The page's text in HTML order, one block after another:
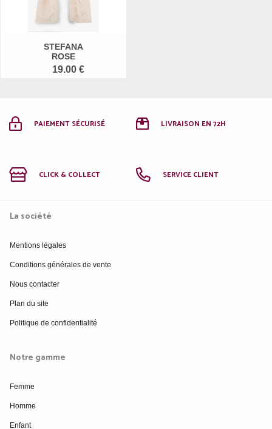
STEFANA
ROSE
19.00 €
PAIEMENT SÉCURISÉ LIVRAISON EN 72H
CLICK & COLLECT SERVICE CLIENT
La société
Mentions légales
Conditions générales de vente
Nous contacter
Plan du site
Politique de confidentialité
Notre gamme
Femme
Homme
Enfant